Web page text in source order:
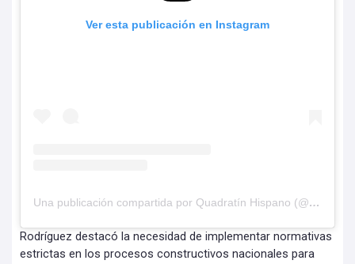
Ver esta publicación en Instagram
Una publicación compartida por Quadratín Hispano (@hispanoq)
Rodríguez destacó la necesidad de implementar normativas
estrictas en los procesos constructivos nacionales para